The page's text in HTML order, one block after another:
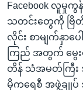
ကျော်
ကြည့်
ရန်
ပင်မ
အစ္စရေး-ပါလက်
အင်္ဂလိပ်စာလေ့လ
အမေရိကန်သုံးအီ
မကြေးမုံရဲ့ အင်္ဂလိ
ရုပ်ရှင်ထဲက အင်္ဂလိ
အပတ်စဉ်ကဏ္ဍမျာ
ရေဒီယို
တီဗွီ
ရေဒီယိုနှင့်ရုပ်သံ
ရေဒီယို/တီဗွီအစီ
Facebook လူမှု
သတင်းတွေကို ဗြိတိန်
လိုင်း စာမျက်နှာပ
ကြည် အတွက် မွေး
တိန် သံအမတ်ကြီး အ
မိုကရေစီ အဖွဲ့ချုပ်